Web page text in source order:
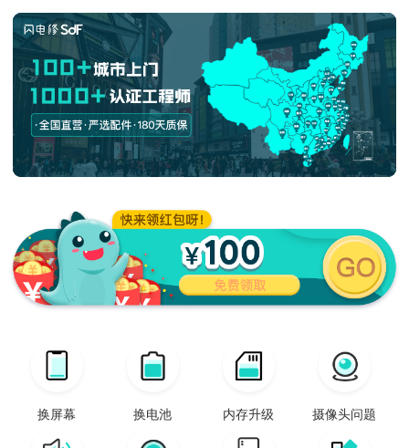
换屏幕 换电池 内存升级 摄像头问题